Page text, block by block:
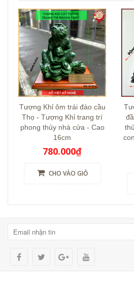
Tượng Khỉ ôm trái đào cầu
Thọ - Tượng Khỉ trang trí
phong thủy nhà cửa - Cao
16cm
780.000₫
CHO VÀO GIỎ